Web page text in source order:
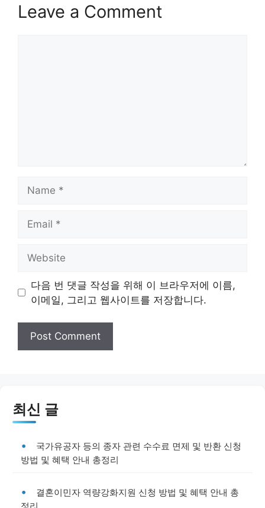
Leave a Comment
다음 번 댓글 작성을 위해 이 브라우저에 이름,
이메일, 그리고 웹사이트를 저장합니다.
최신 글
국가유공자 등의 종자 관련 수수료 면제 및 반환 신청
방법 및 혜택 안내 총정리
결혼이민자 역량강화지원 신청 방법 및 혜택 안내 총
정리